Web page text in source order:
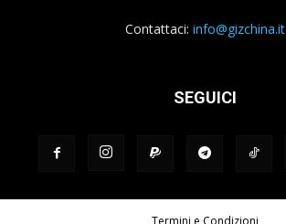
Contattaci: info@gizchina.it
SEGUICI
Termini e Condizioni